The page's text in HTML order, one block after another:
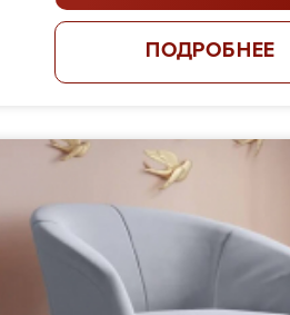
ПОДРОБНЕЕ